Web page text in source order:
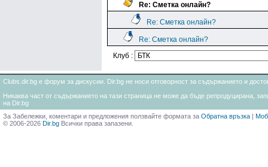
Re: Сметка онлайн?
Re: Сметка онлайн?
Re: Сметка онлайн?
Клуб :
Clubs.dir.bg е форум за дискусии. Dir.bg не носи отговорност за съдържанието и
Никаква част от съдържанието на тази страница не може да бъде репродуцирана,
на Dir.bg
За Забележки, коментари и предложения ползвайте формата за Обратна връзка |
© 2006-2026 Dir.bg Всички права запазени.